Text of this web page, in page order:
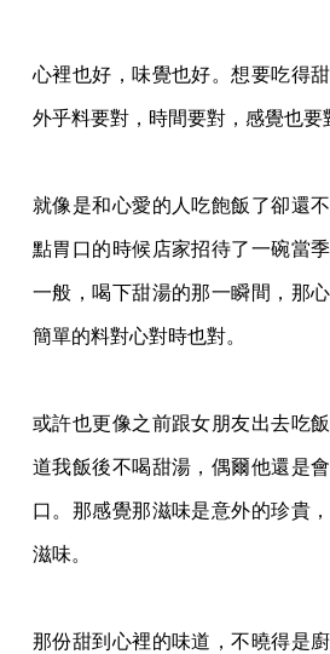
心裡也好，味覺也好。想要吃得
外乎料要對，時間要對，感覺也要
就像是和心愛的人吃飽飯了卻還
點胃口的時候店家招待了一碗當
一般，喝下甜湯的那一瞬間，那
簡單的料對心對時也對。
或許也更像之前跟女朋友出去吃
道我飯後不喝甜湯，偶爾他還是
口。那感覺那滋味是意外的珍貴
滋味。
那份甜到心裡的味道，不曉得是